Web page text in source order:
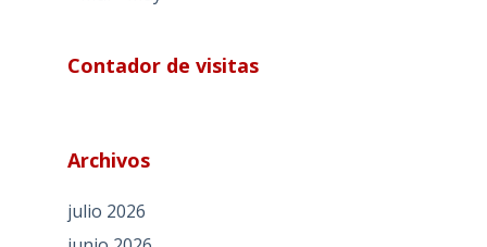
Contador de visitas
Archivos
julio 2026